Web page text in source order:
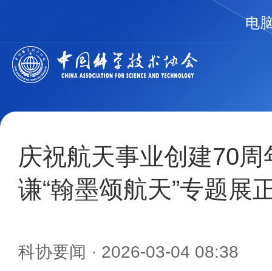
电
庆祝航天事业创建70
谦“翰墨颂航天”专题展
科协要闻 · 2026-03-04 08:38